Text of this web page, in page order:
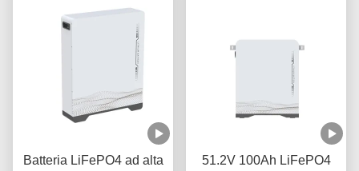
Batteria LiFePO4 ad alta
51.2V 100Ah LiFePO4